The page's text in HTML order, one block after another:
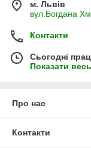
м. Львів
вул.Богдана
Контакти
Сьогодні
Показати
Про нас
Контакти